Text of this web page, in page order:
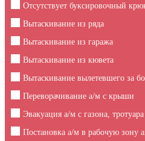
Отсутствует буксировочный
Вытаскивание из ряда
Вытаскивание из гаража
Вытаскивание из кювета
Вытаскивание вылетевшего за
Переворачивание а/м с крыши
Эвакуация а/м с газона, тротуара
Постановка а/м в рабочую зону